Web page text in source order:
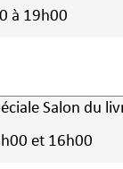
à 19h00
Salon du
et 16h00